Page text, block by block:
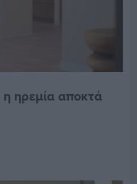
η ηρεμία αποκτά